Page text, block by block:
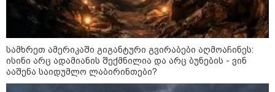
11:17 / 08-08-2026
არშემდგარი ქორწინება 15 წლით უფროს
სამხრეთ ამერიკაში გიგანტური გვირაბები აღმოაჩინეს:
ისინი არც ადამიანის შექმნილია და არც ბუნების - ვინ
ააშენა საიდუმლო ლაბირინთები?